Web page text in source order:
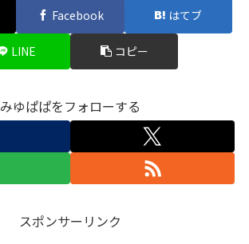
Facebook はてブ
LINE コピー
みゆぱぱをフォローする
スポンサーリンク